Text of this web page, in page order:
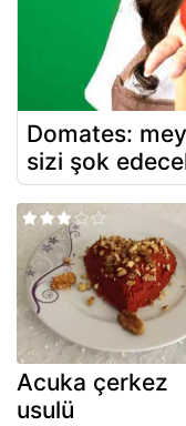
Domates:
sizi şok
Acuka çerkez
usulü